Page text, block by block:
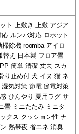
ト 上敷き 上敷 アジア
ルンバ対応 ロボット
除機 roomba アイロ
替え 日本製 フロア畳
簡単 清潔 丈夫 スカ
り止め付 犬 イヌ 猫 ネ
気対策 節電 節電対策
ひんやり 夏用ラグ サ
畳 ミニたたみ ミニタ
クス クッション性 ナ
熱帯夜 省エネ 消臭